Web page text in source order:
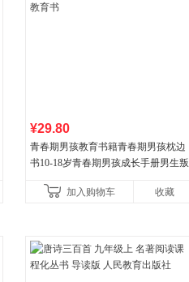
¥29.80
青春期男孩教育书籍青春期男孩枕边
书10-18岁青春期男孩成长手册男生叛
育书
加入购物车 收藏